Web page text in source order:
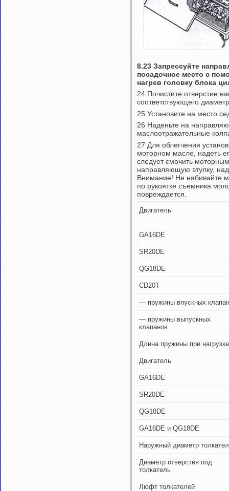
8.23 Запрессуйте
посадочное место с
нагрев головку блока
24 Почистите отверстие
соответствующего
25 Установите на место
26 Наденьте на
маслоотражательные
27 Для облегчения
моторном масле, надеть
следует смочить
направляющую втулку,
Внимание! Не набивайте
по рукоятке съемника
повреждается.
Двигатель
GA16DE
SR20DE
QG18DE
CD20T
— пружины впускных
— пружины выпускных
клапанов
Длина пружины при нагрузке
Двигатель
GA16DE
SR20DE
QG18DE
GA16DE и QG18DE
Наружный диаметр
Диаметр отверстия под
толкатель
Люфт толкателей